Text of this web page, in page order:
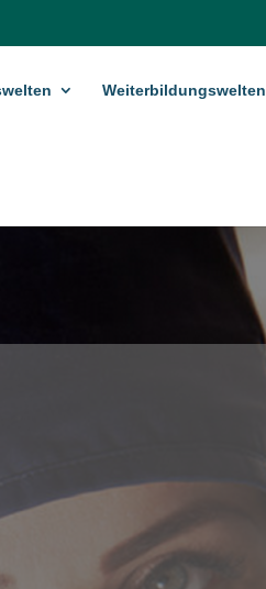
Weiterbildungswelten